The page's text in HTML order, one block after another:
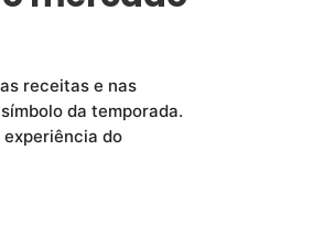
receitas e nas
da temporada.
do